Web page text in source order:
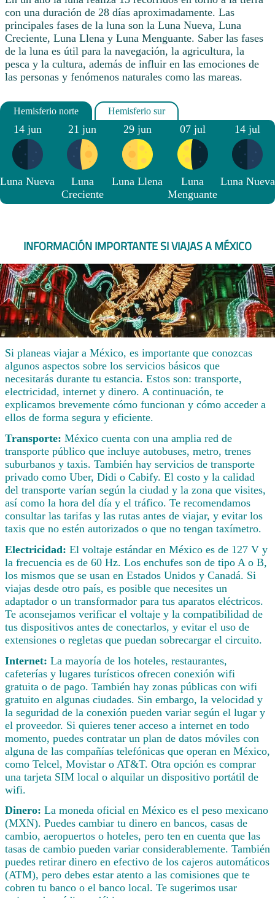
con una duración de 28 días aproximadamente. Las
principales fases de la luna son la Luna Nueva, Luna
Creciente, Luna Llena y Luna Menguante. Saber las fases
de la luna es útil para la navegación, la agricultura, la
pesca y la cultura, además de influir en las emociones de
las personas y fenómenos naturales como las mareas.
14 jun
Luna Nueva
21 jun
Luna
Creciente
29 jun
Luna Llena
07 jul
Luna
Menguante
14 jul
Luna Nueva
INFORMACIÓN IMPORTANTE SI VIAJAS A MÉXICO
Si planeas viajar a México, es importante que conozcas
algunos aspectos sobre los servicios básicos que
necesitarás durante tu estancia. Estos son: transporte,
electricidad, internet y dinero. A continuación, te
explicamos brevemente cómo funcionan y cómo acceder a
ellos de forma segura y eficiente.
Transporte: México cuenta con una amplia red de
transporte público que incluye autobuses, metro, trenes
suburbanos y taxis. También hay servicios de transporte
privado como Uber, Didi o Cabify. El costo y la calidad
del transporte varían según la ciudad y la zona que visites,
así como la hora del día y el tráfico. Te recomendamos
consultar las tarifas y las rutas antes de viajar, y evitar los
taxis que no estén autorizados o que no tengan taxímetro.
Electricidad: El voltaje estándar en México es de 127 V y
la frecuencia es de 60 Hz. Los enchufes son de tipo A o B,
los mismos que se usan en Estados Unidos y Canadá. Si
viajas desde otro país, es posible que necesites un
adaptador o un transformador para tus aparatos eléctricos.
Te aconsejamos verificar el voltaje y la compatibilidad de
tus dispositivos antes de conectarlos, y evitar el uso de
extensiones o regletas que puedan sobrecargar el circuito.
Internet: La mayoría de los hoteles, restaurantes,
cafeterías y lugares turísticos ofrecen conexión wifi
gratuita o de pago. También hay zonas públicas con wifi
gratuito en algunas ciudades. Sin embargo, la velocidad y
la seguridad de la conexión pueden variar según el lugar y
el proveedor. Si quieres tener acceso a internet en todo
momento, puedes contratar un plan de datos móviles con
alguna de las compañías telefónicas que operan en México,
como Telcel, Movistar o AT&T. Otra opción es comprar
una tarjeta SIM local o alquilar un dispositivo portátil de
wifi.
Dinero: La moneda oficial en México es el peso mexicano
(MXN). Puedes cambiar tu dinero en bancos, casas de
cambio, aeropuertos o hoteles, pero ten en cuenta que las
tasas de cambio pueden variar considerablemente. También
puedes retirar dinero en efectivo de los cajeros automáticos
(ATM), pero debes estar atento a las comisiones que te
cobren tu banco o el banco local. Te sugerimos usar